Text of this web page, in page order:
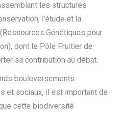
les structures
l’étude et la
Génétiques pour
dont le Pôle Fruitier de
sa contribution au débat.
bouleversements
et sociaux, il est important de
cette biodiversité